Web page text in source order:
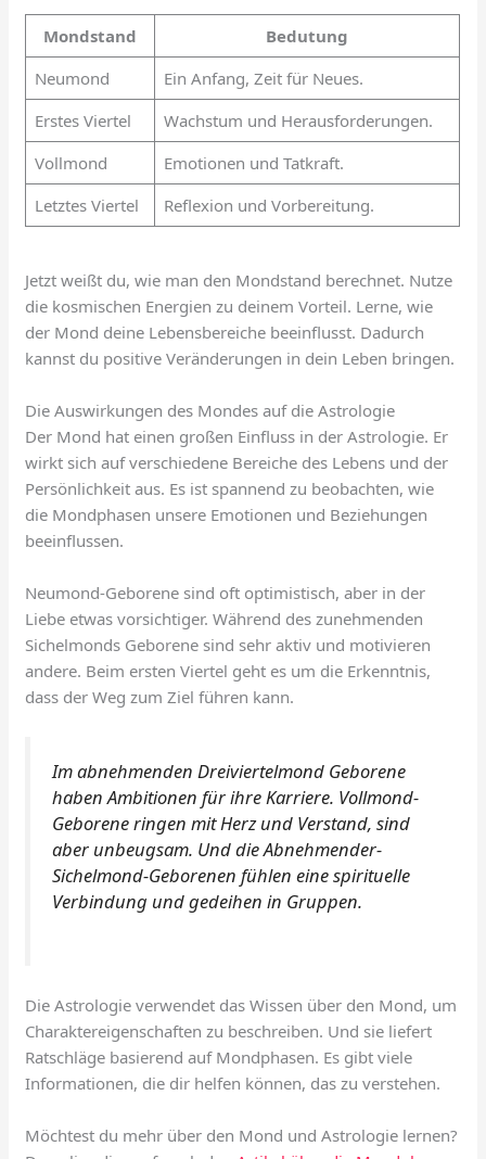
Mondstand
Bedutung
Neumond
Ein Anfang, Zeit für Neues.
Erstes Viertel
Wachstum und Herausforderungen.
Vollmond
Emotionen und Tatkraft.
Letztes Viertel
Reflexion und Vorbereitung.
Jetzt weißt du, wie man den Mondstand berechnet. Nutze
die kosmischen Energien zu deinem Vorteil. Lerne, wie
der Mond deine Lebensbereiche beeinflusst. Dadurch
kannst du positive Veränderungen in dein Leben bringen.
Die Auswirkungen des Mondes auf die Astrologie
Der Mond hat einen großen Einfluss in der Astrologie. Er
wirkt sich auf verschiedene Bereiche des Lebens und der
Persönlichkeit aus. Es ist spannend zu beobachten, wie
die Mondphasen unsere Emotionen und Beziehungen
beeinflussen.
Neumond-Geborene sind oft optimistisch, aber in der
Liebe etwas vorsichtiger. Während des zunehmenden
Sichelmonds Geborene sind sehr aktiv und motivieren
andere. Beim ersten Viertel geht es um die Erkenntnis,
dass der Weg zum Ziel führen kann.
Im abnehmenden Dreiviertelmond Geborene
haben Ambitionen für ihre Karriere. Vollmond-
Geborene ringen mit Herz und Verstand, sind
aber unbeugsam. Und die Abnehmender-
Sichelmond-Geborenen fühlen eine spirituelle
Verbindung und gedeihen in Gruppen.
Die Astrologie verwendet das Wissen über den Mond, um
Charaktereigenschaften zu beschreiben. Und sie liefert
Ratschläge basierend auf Mondphasen. Es gibt viele
Informationen, die dir helfen können, das zu verstehen.
Möchtest du mehr über den Mond und Astrologie lernen?